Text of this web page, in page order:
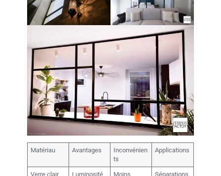
Matériau Avantages
Inconvénien
ts
Applications
Verre clair Luminosité Moins Séparations